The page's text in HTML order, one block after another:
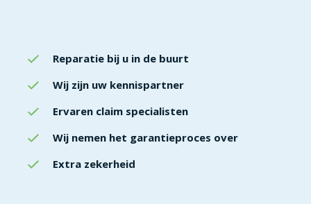
Reparatie bij u in de buurt
Wij zijn uw kennispartner
Ervaren claim specialisten
Wij nemen het garantieproces over
Extra zekerheid